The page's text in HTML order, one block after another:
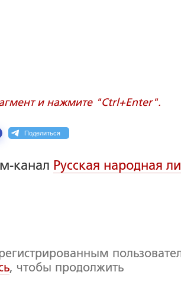
и нажмите "Ctrl+Enter".
Поделиться
канал Русская народная
, чтобы продолжить